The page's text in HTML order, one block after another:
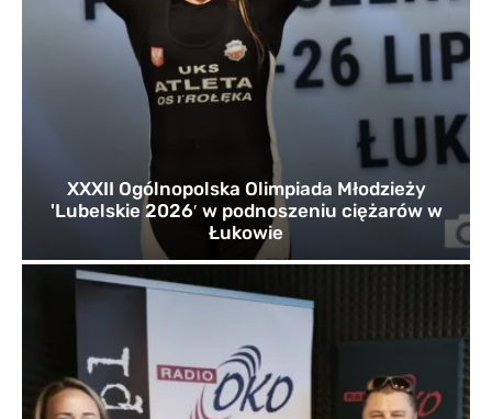
XXXII Ogólnopolska Olimpiada Młodzieży
'Lubelskie 2026′ w podnoszeniu ciężarów w
Łukowie